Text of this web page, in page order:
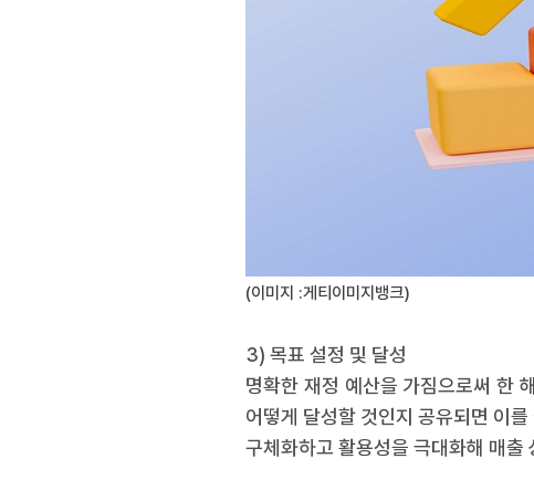
(이미지 :게티이미지뱅크)
3) 목표 설정 및 달성
명확한 재정 예산을 가짐으로써 한
어떻게 달성할 것인지 공유되면 이
구체화하고 활용성을 극대화해 매출